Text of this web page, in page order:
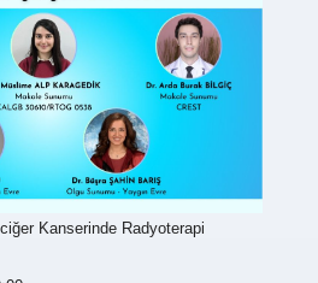
Kanserinde Radyoterapi